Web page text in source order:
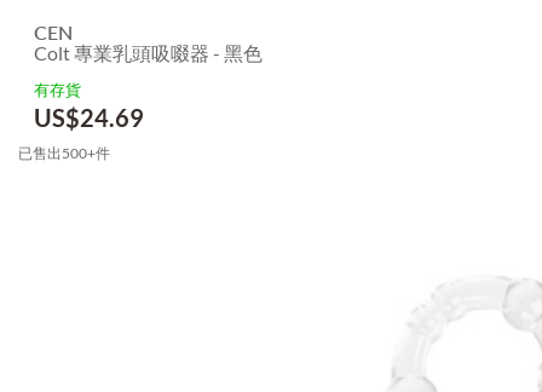
CEN
Colt 專業乳頭吸啜器 - 黑色
有存貨
US$24.69
已售出500+件